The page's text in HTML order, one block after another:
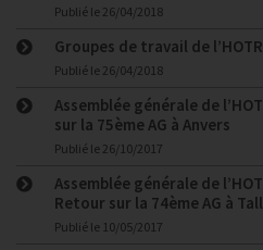
Publié le 26/04/2018
Groupes de travail de
Publié le 26/04/2018
Assemblée générale de
sur la 75ème AG à Anvers
Publié le 26/10/2017
Assemblée générale de
Retour sur la 74ème AG à
Publié le 10/05/2017